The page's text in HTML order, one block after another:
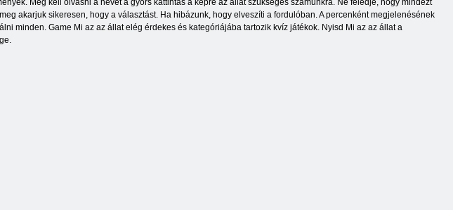
Meg kell olvasni a nevét a gyors kattintás a képre az állat szükséges számunkra. Ne feledje, hogy mindezt
akarjuk sikeresen, hogy a választást. Ha hibázunk, hogy elveszíti a fordulóban. A percenként megjelenésének
minden. Game Mi az az állat elég érdekes és kategóriájába tartozik kvíz játékok. Nyisd Mi az az állat a